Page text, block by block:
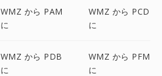
WMZ から PAM
に
WMZ から PCD
に
WMZ から PDB
に
WMZ から PFM
に